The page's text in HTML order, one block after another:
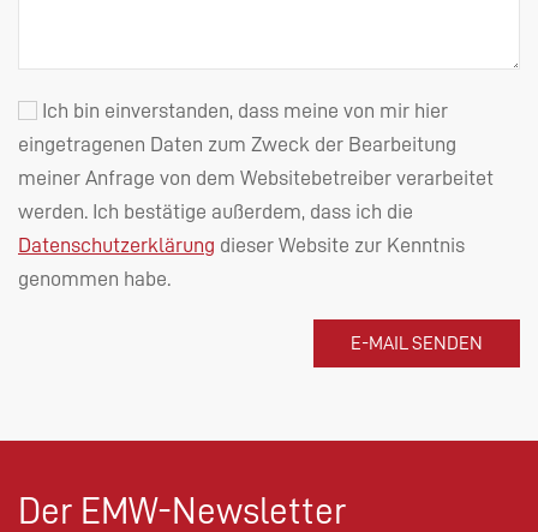
Ich bin einverstanden, dass meine von mir hier
eingetragenen Daten zum Zweck der Bearbeitung
meiner Anfrage von dem Websitebetreiber verarbeitet
werden. Ich bestätige außerdem, dass ich die
Datenschutzerklärung dieser Website zur Kenntnis
genommen habe.
Der EMW-Newsletter